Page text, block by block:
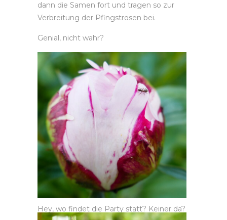
dann die Samen fort und tragen so zur
Verbreitung der Pfingstrosen bei.
Genial, nicht wahr?
Hey, wo findet die Party statt? Keiner da?